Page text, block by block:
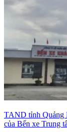
TAND tỉnh Quảng
của Bến xe Trung